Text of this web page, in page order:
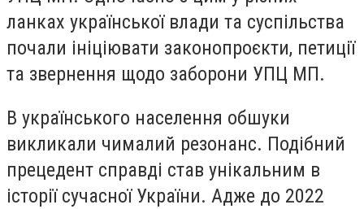
ланках української влади та суспільства
почали ініціювати законопроєкти, петиції
та звернення щодо заборони УПЦ МП.
В українського населення обшуки
викликали чималий резонанс. Подібний
прецедент справді став унікальним в
історії сучасної України. Адже до 2022